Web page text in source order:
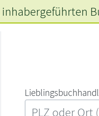
inhabergeführten